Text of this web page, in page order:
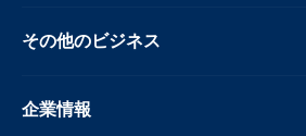
その他のビジネス
企業情報